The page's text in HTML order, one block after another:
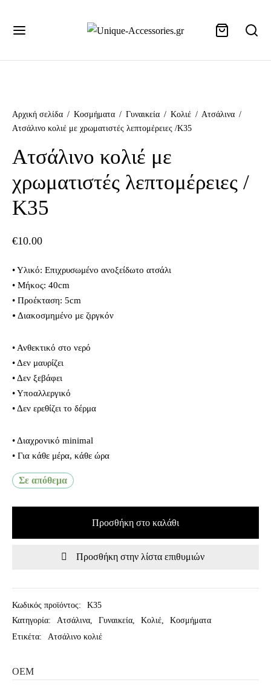
Αρχική σελίδα / Κοσμήματα / Γυναικεία / Κολιέ / Ατσάλινα /
Ατσάλινο κολιέ με χρωματιστές λεπτομέρειες /Κ35
Ατσάλινο κολιέ με
χρωματιστές λεπτομέρειες /
Κ35
€10.00
• Υλικό: Επιχρυσωμένο ανοξείδωτο ατσάλι
• Μήκος: 40cm
• Προέκταση: 5cm
⦁ Διακοσμημένο με ζιργκόν
• Ανθεκτικό στο νερό
• Δεν μαυρίζει
• Δεν ξεβάφει
• Υποαλλεργικό
• Δεν ερεθίζει το δέρμα
• Διαχρονικό minimal
• Για κάθε μέρα, κάθε ώρα
Σε απόθεμα
Προσθήκη στο καλάθι
Προσθήκη στην λίστα επιθυμιών
Κωδικός προϊόντος:
Κ35
Κατηγορία:
Ατσάλινα Γυναικεία Κολιέ
Κοσμήματα
Ετικέτα:
Ατσάλινο κολιέ
OEM